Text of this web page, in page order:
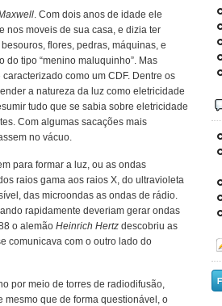
. Com dois anos de idade ele
nos moveis de sua casa, e dizia ter
flores, pedras, máquinas, e
tipo “menino maluquinho”. Mas
como um CDF. Dentre os
a natureza da luz como eletricidade
tudo que se sabia sobre eletricidade
Com algumas sacações mais
no vácuo.
para formar a luz, ou as ondas
raios gama aos raios X, do ultravioleta
das microondas as ondas de rádio.
rapidamente deveriam gerar ondas
o alemão Heinrich Hertz descobriu as
comunicava com o outro lado do
por meio de torres de radiodifusão,
mesmo que de forma questionável, o